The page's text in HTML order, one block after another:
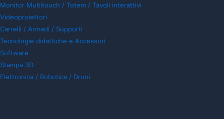
Monitor Multitouch / Totem / Tavoli interattivi
Videoproiettori
Carrelli / Armadi / Supporti
Tecnologie didattiche e Accessori
Software
Stampa 3D
Elettronica / Robotica / Droni